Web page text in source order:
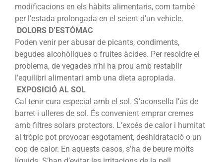
modificacions en els hàbits alimentaris, com també
per l’estada prolongada en el seient d’un vehicle.
DOLORS D’ESTÓMAC
Poden venir per abusar de picants, condiments,
begudes alcohòliques o fruites àcides. Per resoldre el
problema, de vegades n’hi ha prou amb restablir
l’equilibri alimentari amb una dieta apropiada.
EXPOSICIÓ AL SOL
Cal tenir cura especial amb el sol. S’aconsella l’ús de
barret i ulleres de sol. És convenient emprar cremes
amb filtres solars protectors. L’excés de calor i humitat
al tròpic pot provocar esgotament, deshidratació o un
cop de calor. En aquests casos, s’ha de beure molts